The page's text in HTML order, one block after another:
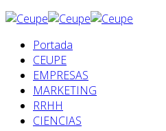
Portada
CEUPE
EMPRESAS
MARKETING
RRHH
CIENCIAS